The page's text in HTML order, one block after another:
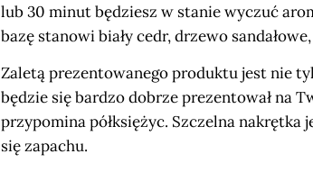
lub 30 minut będziesz w stanie wyczuć
bazę stanowi biały cedr, drzewo
Zaletą prezentowanego produktu jest nie
będzie się bardzo dobrze prezentował na
przypomina półksiężyc. Szczelna
się zapachu.